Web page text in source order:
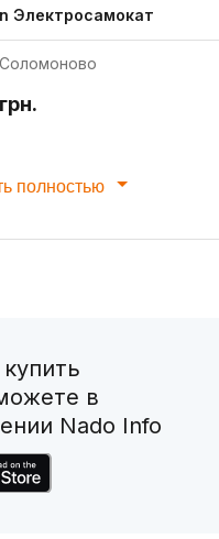
Электросамокат
полностью
в
Nado Info